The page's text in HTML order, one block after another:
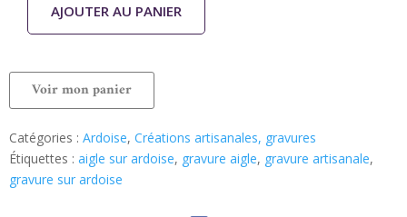
AJOUTER AU PANIER
Voir mon panier
Catégories : Ardoise, Créations artisanales, gravures
Étiquettes : aigle sur ardoise, gravure aigle, gravure artisanale,
gravure sur ardoise